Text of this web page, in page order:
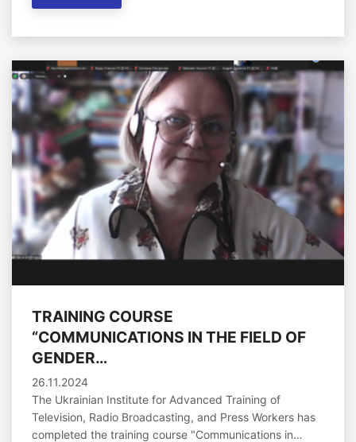
TRAINING COURSE
“COMMUNICATIONS IN THE FIELD OF
GENDER…
26.11.2024
The Ukrainian Institute for Advanced Training of
Television, Radio Broadcasting, and Press Workers has
completed the training course "Communications in…